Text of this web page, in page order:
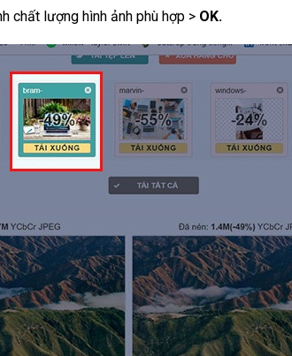
chất lượng hình ảnh phù hợp > OK.